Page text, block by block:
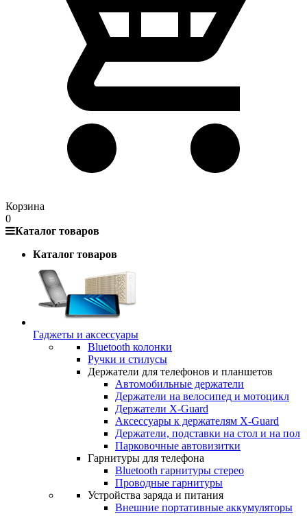
Корзина
0
Каталог товаров
Каталог товаров
Гаджеты и аксессуары
Bluetooth колонки
Ручки и стилусы
Держатели для телефонов и планшетов
Автомобильные держатели
Держатели на велосипед и мотоцикл
Держатели X-Guard
Аксессуары к держателям X-Guard
Держатели, подставки на стол и на пол
Парковочные автовизитки
Гарнитуры для телефона
Bluetooth гарнитуры стерео
Проводные гарнитуры
Устройства заряда и питания
Внешние портативные аккумуляторы